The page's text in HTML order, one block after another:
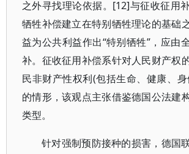
之外寻找理论依据。[12]与征收征用
牺牲补偿建立在特别牺牲理论的基础
益为公共利益作出“特别牺牲”，应由
补。征收征用补偿系针对人民财产权
民非财产性权利(包括生命、健康、
的情形，该观点主张借鉴德国公法建
类型。
针对强制预防接种的损害，德国